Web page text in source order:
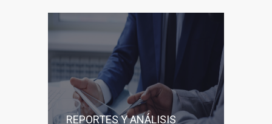
REPORTES Y ANÁLISIS